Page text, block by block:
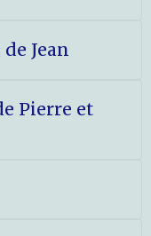
Jean
Pierre et